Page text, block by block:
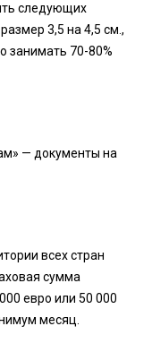
следующих
3,5 на 4,5 см.,
занимать 70-80%
— документы на
всех стран
сумма
евро или 50 000
месяц.